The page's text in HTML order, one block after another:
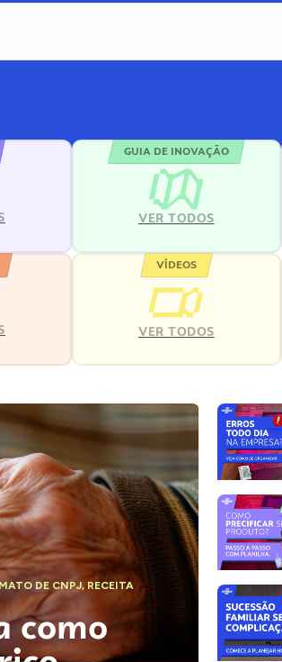
GUIA DE INOVAÇÃO
VER TODOS
VÍDEOS
VER TODOS
DE CNPJ,RECEITA
como